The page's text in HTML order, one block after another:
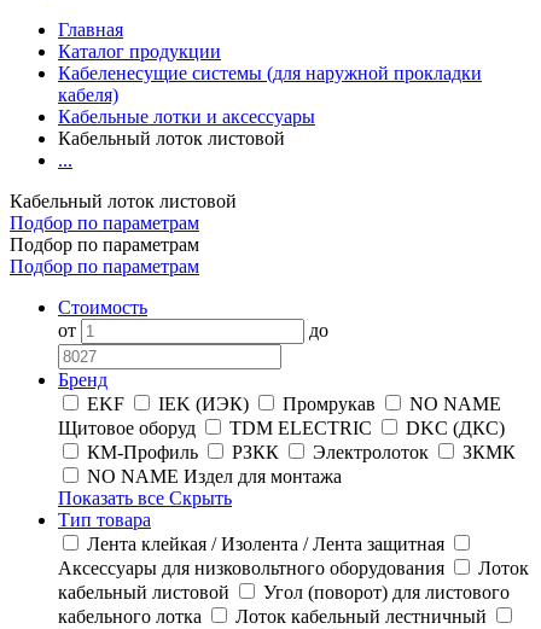
Главная
Каталог продукции
Кабеленесущие системы (для наружной прокладки
кабеля)
Кабельные лотки и аксессуары
Кабельный лоток листовой
...
Кабельный лоток листовой
Подбор по параметрам
Подбор по параметрам
Подбор по параметрам
Стоимость
от
до
Бренд
EKF
IEK (ИЭК) Промрукав
NO NAME
Щитовое оборуд
TDM ELECTRIC
DKC (ДКС)
КМ-Профиль
РЗКК Электролоток
ЗКМК
NO NAME Издел для монтажа
Показать все Скрыть
Тип товара
Лента клейкая / Изолента / Лента защитная
Аксессуары для низковольтного оборудования
Лоток
кабельный листовой
Угол (поворот) для листового
кабельного лотка
Лоток кабельный лестничный